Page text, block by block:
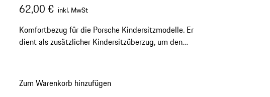
62,00 € inkl. MwSt
Komfortbezug für die Porsche Kindersitzmodelle. Er
dient als zusätzlicher Kindersitzüberzug, um den
Zum Warenkorb hinzufügen